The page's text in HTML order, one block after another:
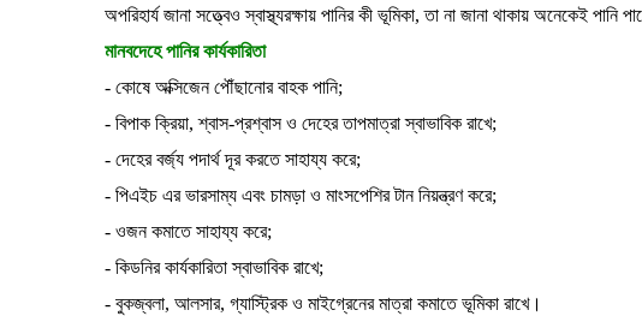
অপরিহার্য জানা সত্ত্বেও স্বাস্থ্যরক্ষায় পানির কী ভূমিকা, তা না জানা থাকায় অনেকেই পানি
মানবদেহে পানির কার্যকারিতা
- কোষে অক্সিজেন পৌঁছানোর বাহক পানি;
- বিপাক ক্রিয়া, শ্বাস-প্রশ্বাস ও দেহের তাপমাত্রা স্বাভাবিক রাখে;
- দেহের বর্জ্য পদার্থ দূর করতে সাহায্য করে;
- পিএইচ এর ভারসাম্য এবং চামড়া ও মাংসপেশির টান নিয়ন্ত্রণ করে;
- ওজন কমাতে সাহায্য করে;
- কিডনির কার্যকারিতা স্বাভাবিক রাখে;
- বুকজ্বলা, আলসার, গ্যাস্ট্রিক ও মাইগ্রেনের মাত্রা কমাতে ভূমিকা রাখে।